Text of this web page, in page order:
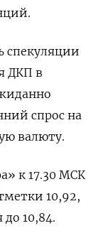
спекуляции
ДКП в
спрос на
валюту.
к 17.30 МСК
10,92,
10,84.